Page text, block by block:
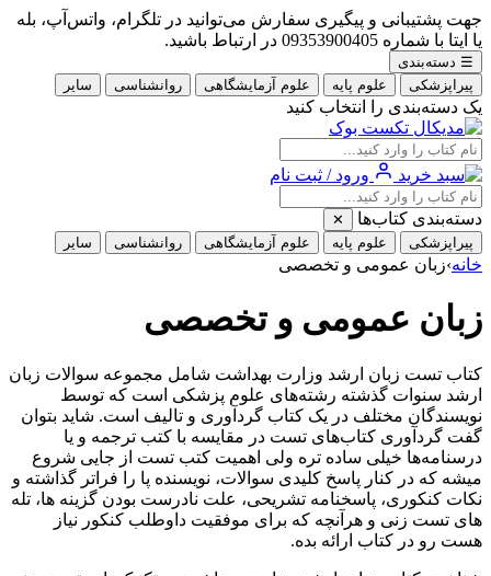
جهت پشتیبانی و پیگیری سفارش می‌توانید در تلگرام، واتس‌آپ، بله
یا ایتا با شماره 09353900405 در ارتباط باشید.
☰ دسته‌بندی
پیراپزشکی
علوم پایه علوم آزمایشگاهی روانشناسی سایر
یک دسته‌بندی را انتخاب کنید
ورود / ثبت نام
دسته‌بندی کتاب‌ها
✕
پیراپزشکی
علوم پایه علوم آزمایشگاهی روانشناسی سایر
خانه›زبان عمومی و تخصصی
زبان عمومی و تخصصی
کتاب تست زبان ارشد وزارت بهداشت شامل مجموعه سوالات زبان
ارشد سنوات گذشته رشته‌های علوم پزشکی است که توسط
نویسندگان مختلف در یک کتاب گردآوری و تالیف است. شاید بتوان
گفت گردآوری کتاب‌های تست در مقایسه با کتب ترجمه و یا
درسنامه‌ها خیلی ساده تره ولی اهمیت کتب تست از جایی شروع
میشه که در کنار پاسخ کلیدی سوالات، نویسنده پا را فراتر گذاشته و
نکات کنکوری، پاسخنامه تشریحی، علت نادرست بودن گزینه ها، تله
های تست زنی و هرآنچه که برای موفقیت داوطلب کنکور نیاز
هست رو در کتاب ارائه بده.